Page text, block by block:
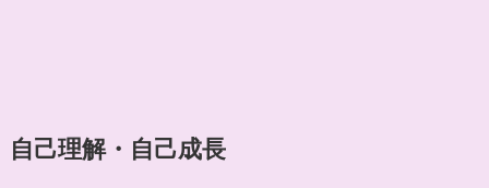
自己理解・自己成長